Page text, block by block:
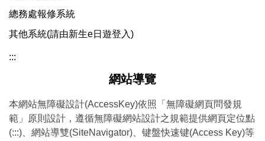
總務處報修系統
其他系統(請由新生e日遊登入)
:::
網站導覽
本網站無障礙設計(AccessKey)依照「無障礙網頁問發規
範」原則設計，遵循無障礙網站設計之規範提供網頁定位點
(:::)、網站導雙(SiteNavigator)、键盤快速键(Access Key)等